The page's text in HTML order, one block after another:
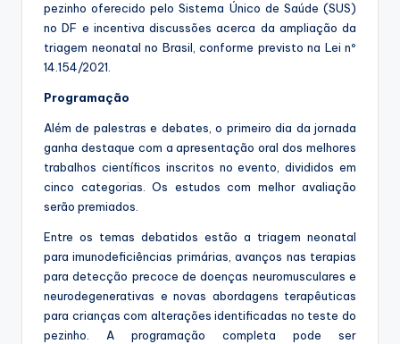
pezinho oferecido pelo Sistema Único de Saúde (SUS)
no DF e incentiva discussões acerca da ampliação da
triagem neonatal no Brasil, conforme previsto na Lei nº
14.154/2021.
Programação
Além de palestras e debates, o primeiro dia da jornada
ganha destaque com a apresentação oral dos melhores
trabalhos científicos inscritos no evento, divididos em
cinco categorias. Os estudos com melhor avaliação
serão premiados.
Entre os temas debatidos estão a triagem neonatal
para imunodeficiências primárias, avanços nas terapias
para detecção precoce de doenças neuromusculares e
neurodegenerativas e novas abordagens terapêuticas
para crianças com alterações identificadas no teste do
pezinho. A programação completa pode ser